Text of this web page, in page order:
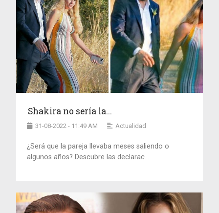
Shakira no sería la...
31-08-2022 - 11:49 AM Actualidad
¿Será que la pareja llevaba meses saliendo o
algunos años? Descubre las declarac...